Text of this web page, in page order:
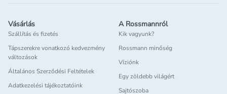
Vásárlás
Szállítás és fizetés
Tápszerekre vonatkozó kedvezmény
változások
Általános Szerződési Feltételek
Adatkezelési tájékoztatóink
A Rossmannról
Kik vagyunk?
Rossmann minőség
Víziónk
Egy zöldebb világért
Sajtószoba